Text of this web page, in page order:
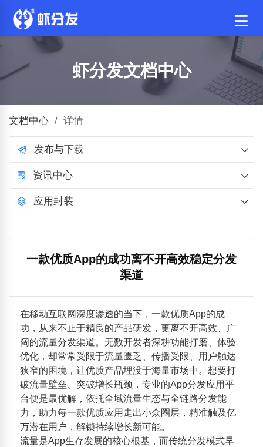
虾分发文档中心
文档中心 / 详情
发布与下载
资讯中心
应用封装
一款优质App的成功离不开高效稳定分发
渠道
在移动互联网深度渗透的当下，一款优质App的成
功，从来不止于精良的产品研发，更离不开高效、广
阔的流量分发渠道。无数开发者深耕功能打磨、体验
优化，却常常受限于流量匮乏、传播受限、用户触达
狭窄的困境，让优质产品埋没于海量市场中。想要打
破流量壁垒、突破增长瓶颈，专业的App分发应用平
台便是最优解，依托全域流量生态与全链路分发能
力，助力每一款优质应用走出小众圈层，精准触及亿
万潜在用户，解锁持续增长新可能。
流量是App生存发展的核心根基，而传统分发模式早